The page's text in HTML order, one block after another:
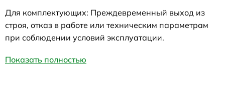
Для комплектующих: Преждевременный выход из
строя, отказ в работе или техническим параметрам
при соблюдении условий эксплуатации.
Показать полностью